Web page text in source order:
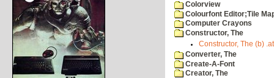
Colorview
Colourfont Editor;Tile
Computer Crayons
Constructor, The
Constructor, The (b)
Converter, The
Create-A-Font
Creator, The